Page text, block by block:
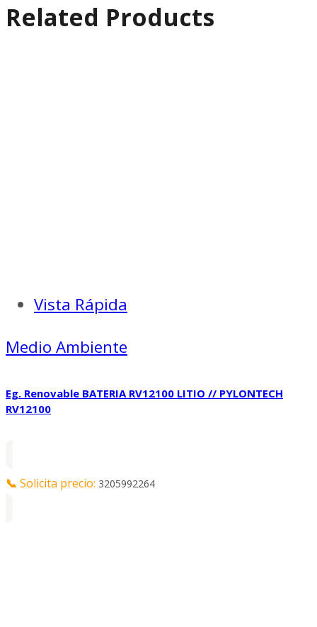
Related Products
Vista Rápida
Medio Ambiente
Eg. Renovable BATERIA RV12100 LITIO // PYLONTECH
RV12100
📞 Solicita precio: 3205992264